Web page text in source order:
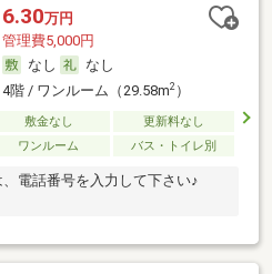
6.30万円
管理費5,000円
なし
なし
4階 / ワンルーム（29.58m2）
敷金なし
更新料なし
ワンルーム バス・トイレ別
電話番号を入力して下さい♪